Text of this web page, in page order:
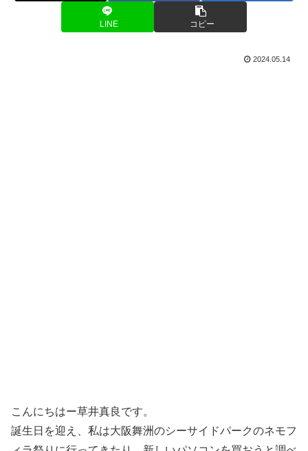
LINE コピー
2024.05.14
こんにちはー草井真良です。
誕生日を迎え、私は大阪舞洲のシーサイドパークのネモフ